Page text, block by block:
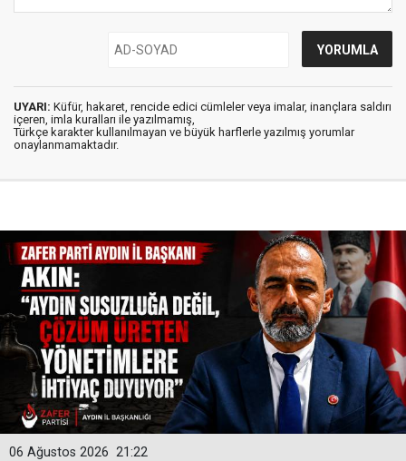
UYARI: Küfür, hakaret, rencide edici cümleler veya imalar, inançlara saldırı
içeren, imla kuralları ile yazılmamış,
Türkçe karakter kullanılmayan ve büyük harflerle yazılmış yorumlar
onaylanmamaktadır.
21:22
06 Ağustos 2026